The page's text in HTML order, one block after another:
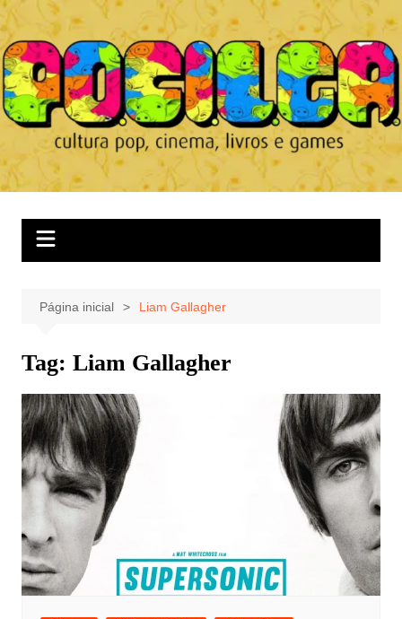
Ir
para
o
conteúdo
Página inicial Liam Gallagher
Tag: Liam Gallagher